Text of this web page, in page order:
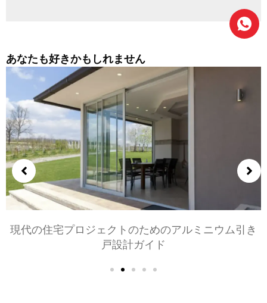
あなたも好きかもしれません
寝室とリビングルーム用のアルミニウムドアの選択:
快適, スタイル, とプライバシー